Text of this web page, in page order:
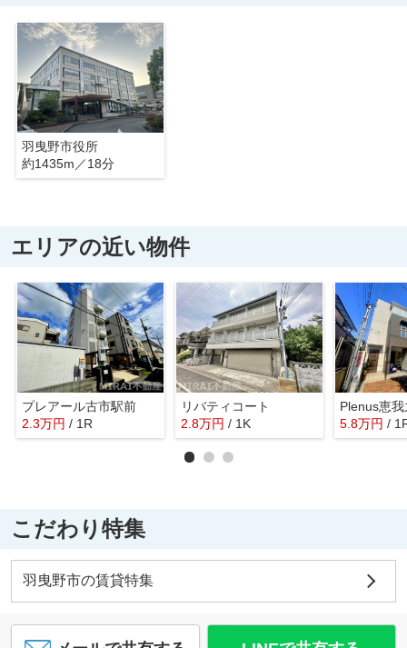
羽曳野市役所
約1435m／18分
エリアの近い物件
プレアール古市駅前
2.3万円 / 1R
リバティコート
2.8万円 / 1K
Plenus恵
5.8万円 /
こだわり特集
羽曳野市の賃貸特集